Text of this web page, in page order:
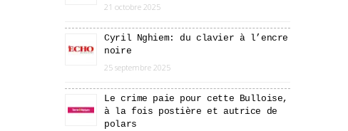
21 octobre 2025
Cyril Nghiem: du clavier à l’encre
noire
25 septembre 2025
Le crime paie pour cette Bulloise,
à la fois postière et autrice de
polars